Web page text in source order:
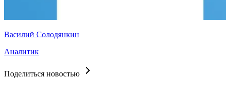
Василий Солодянкин
Аналитик
Поделиться новостью